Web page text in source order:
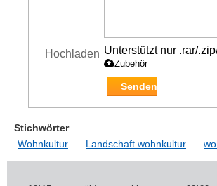
Hochladen Unterstützt nur .rar/
Zubehör
Senden
Stichwörter
Wohnkultur
Landschaft wohnkultur